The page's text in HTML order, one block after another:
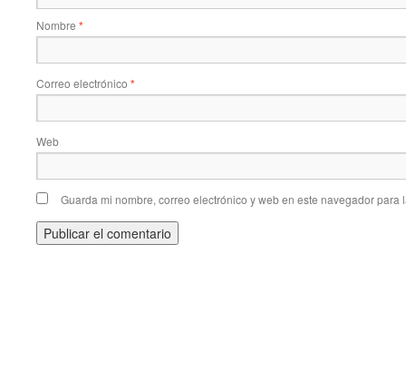
Nombre *
Correo electrónico *
Web
Guarda mi nombre, correo electrónico y web en este navegador para